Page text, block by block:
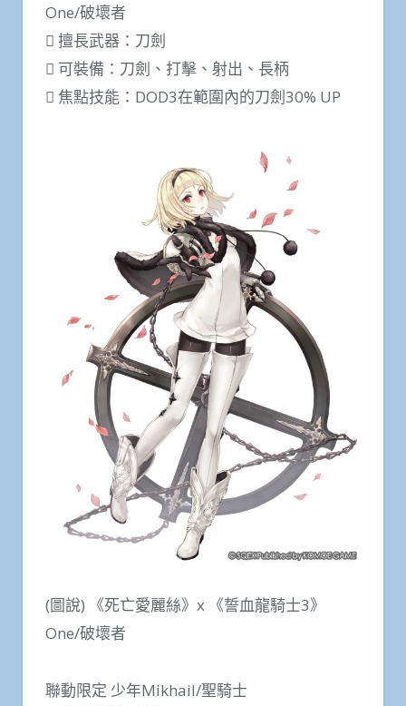
One/破壞者
 擅長武器：刀劍
 可裝備：刀劍、打擊、射出、長柄
 焦點技能：DOD3在範圍內的刀劍30% UP
(圖說) 《死亡愛麗絲》x 《誓血龍騎士3》
One/破壞者
聯動限定 少年Mikhail/聖騎士